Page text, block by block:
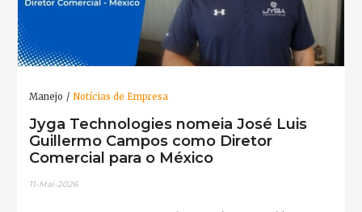
Manejo Notícias de Empresa
Jyga Technologies nomeia José Luis
Guillermo Campos como Diretor
Comercial para o México
11-Mai-2026